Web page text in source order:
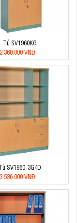
Tủ SV1960KG
2.360.000 VNĐ
SV1960-3G4D
3.536.000 VNĐ